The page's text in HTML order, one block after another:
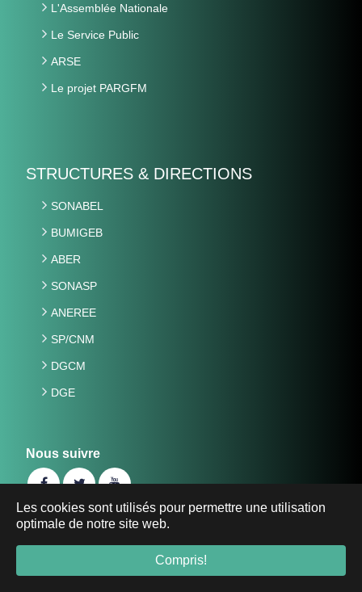
Les cookies sont utilisés pour permettre une utilisation
optimale de notre site web.
Compris!
L'Assemblée Nationale
Le Service Public
ARSE
Le projet PARGFM
STRUCTURES & DIRECTIONS
SONABEL
BUMIGEB
ABER
SONASP
ANEREE
SP/CNM
DGCM
DGE
Nous suivre
©2019 Ministère de l'Energie, des Mines et des Carrières
Mentions Légales